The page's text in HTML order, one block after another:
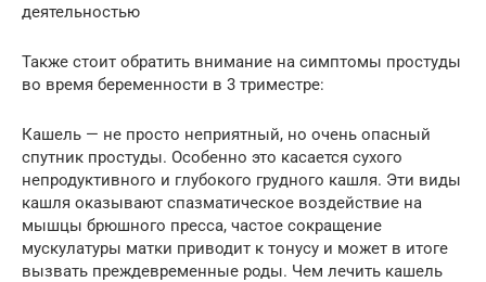
деятельностью
Также стоит обратить внимание на симптомы простуды
во время беременности в 3 триместре:
Кашель — не просто неприятный, но очень опасный
спутник простуды. Особенно это касается сухого
непродуктивного и глубокого грудного кашля. Эти виды
кашля оказывают спазматическое воздействие на
мышцы брюшного пресса, частое сокращение
мускулатуры матки приводит к тонусу и может в итоге
вызвать преждевременные роды. Чем лечить кашель